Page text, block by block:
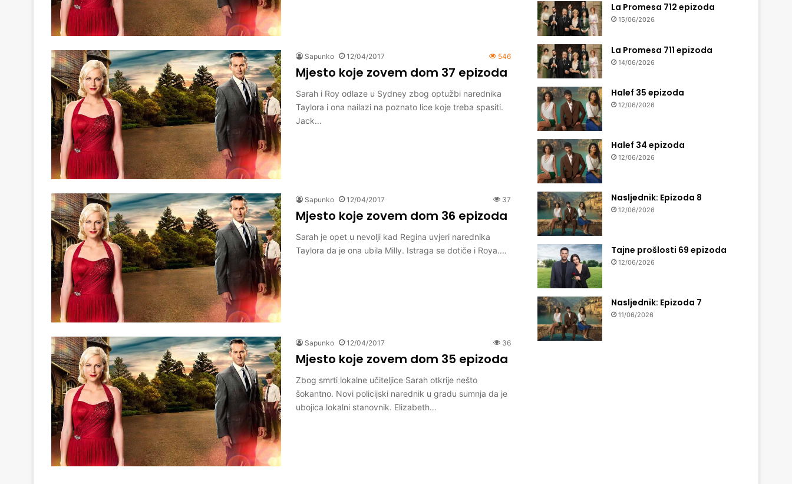
Sapunko 12/04/2017 546
Mjesto koje zovem dom 37 epizoda
Sarah i Roy odlaze u Sydney zbog optužbi narednika
Taylora i ona nailazi na poznato lice koje treba spasiti.
Jack…
Sapunko 12/04/2017 37
Mjesto koje zovem dom 36 epizoda
Sarah je opet u nevolji kad Regina uvjeri narednika
Taylora da je ona ubila Milly. Istraga se dotiče i Roya.…
Sapunko 12/04/2017 36
Mjesto koje zovem dom 35 epizoda
Zbog smrti lokalne učiteljice Sarah otkrije nešto
šokantno. Novi policijski narednik u gradu sumnja da je
ubojica lokalni stanovnik. Elizabeth…
La Promesa 712 epizoda
15/06/2026
La Promesa 711 epizoda
14/06/2026
Halef 35 epizoda
12/06/2026
Halef 34 epizoda
12/06/2026
Nasljednik: Epizoda 8
12/06/2026
Tajne prošlosti 69 epizoda
12/06/2026
Nasljednik: Epizoda 7
11/06/2026